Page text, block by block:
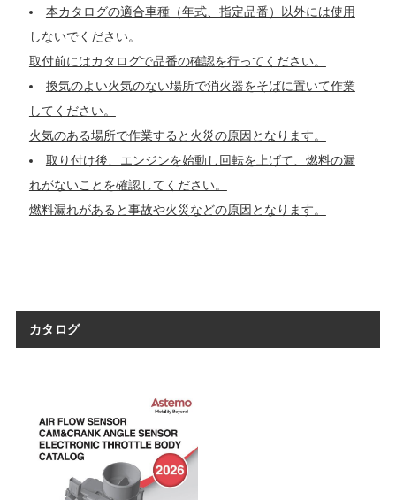
本カタログの適合車種（年式、指定品番）以外には使用
しないでください。
取付前にはカタログで品番の確認を行ってください。
換気のよい火気のない場所で消火器をそばに置いて作業
してください。
火気のある場所で作業すると火災の原因となります。
取り付け後、エンジンを始動し回転を上げて、燃料の漏
れがないことを確認してください。
燃料漏れがあると事故や火災などの原因となります。
カタログ